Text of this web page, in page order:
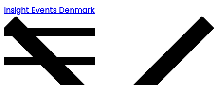
Insight Events Denmark
Insight Events Denmark